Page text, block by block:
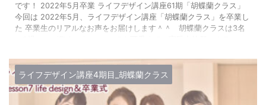
です！ 2022年5月卒業 ライフデザイン講座61期「胡蝶蘭クラス」
今回は 2022年5月、ライフデザイン講座「胡蝶蘭クラス」を卒業し
た 卒業生のリアルなお声をお届けします＾＾ 胡蝶蘭クラスは3名
フデザイン講座61期 卒業生の声 1. ライフデザイン講座におこしく
ださる前に、 悩んでいたことなどございました ...
ライフデザイン講座4期目_胡蝶蘭クラス